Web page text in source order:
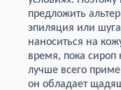
предложить
эпиляция или
наноситься на
время, пока сироп
лучше всего
он обладает